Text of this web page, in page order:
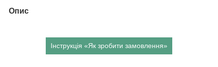
Опис
Інструкція «Як зробити замовлення»